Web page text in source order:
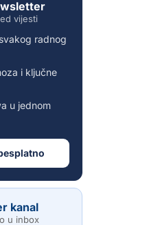
vijesti
radnog
i ključne
u jednom
kanal
u inbox